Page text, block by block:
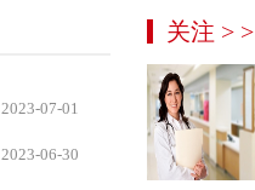
2023-07-01
2023-06-30
关注 > >